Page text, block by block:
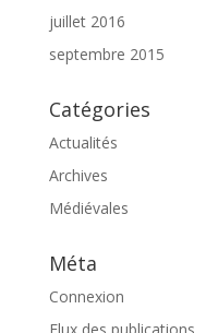
juillet 2016
septembre 2015
Catégories
Actualités
Archives
Médiévales
Méta
Connexion